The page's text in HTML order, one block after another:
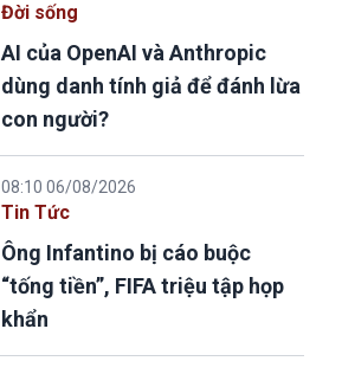
Đời sống
AI của OpenAI và Anthropic
dùng danh tính giả để đánh lừa
con người?
08:10 06/08/2026
Tin Tức
Ông Infantino bị cáo buộc
“tống tiền”, FIFA triệu tập họp
khẩn